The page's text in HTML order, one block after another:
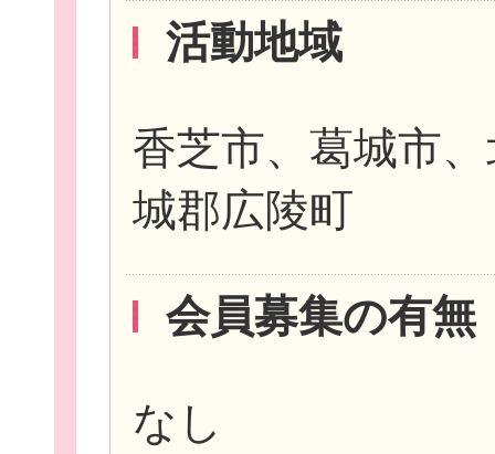
活動地域
香芝市、葛城市
城郡広陵町
会員募集の有無
なし